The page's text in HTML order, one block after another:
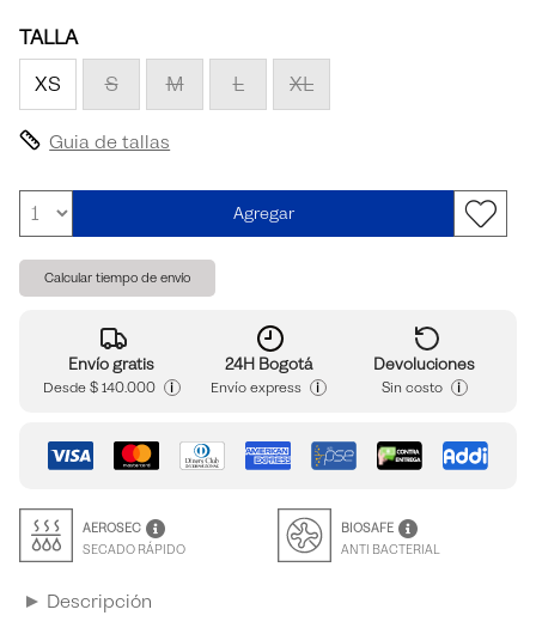
TALLA
XS
S M L XL
Guia de tallas
Agregar
Calcular tiempo de envío
Envío gratis
Desde$ 140.000 i
24H Bogotá
Envío express i
Devoluciones
Sin costo i
Descripción
AEROSEC
SECADO RÁPIDO
BIOSAFE
ANTI BACTERIAL